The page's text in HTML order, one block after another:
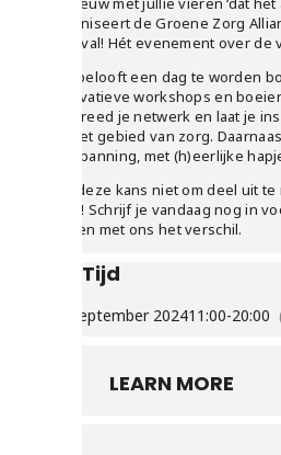
organiseert de Groene Zorg
Festival! Hét evenement over
Het belooft een dag te worden
innovatieve workshops en
verbreed je netwerk en laat je
op het gebied van zorg.
ontspanning, met (h)eerlijke
Mis deze kans niet om deel uit
zorg! Schrijf je vandaag nog in
samen met ons het verschil.
Tijd
28 september 202411:00-20:00
LEARN MORE